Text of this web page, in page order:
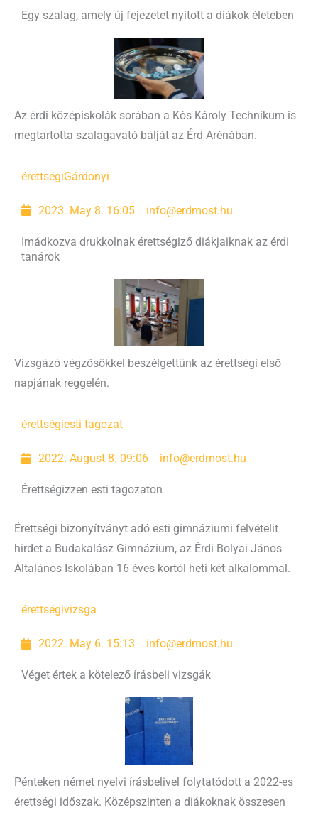
Egy szalag, amely új fejezetet nyitott a diákok életében
Az érdi középiskolák sorában a Kós Károly Technikum is
megtartotta szalagavató bálját az Érd Arénában.
érettségiGárdonyi
2023. May 8. 16:05 info@erdmost.hu
Imádkozva drukkolnak érettségiző diákjaiknak az érdi
tanárok
Vizsgázó végzősökkel beszélgettünk az érettségi első
napjának reggelén.
érettségiesti tagozat
2022. August 8. 09:06 info@erdmost.hu
Érettségizzen esti tagozaton
Érettségi bizonyítványt adó esti gimnáziumi felvételit
hirdet a Budakalász Gimnázium, az Érdi Bolyai János
Általános Iskolában 16 éves kortól heti két alkalommal.
érettségivizsga
2022. May 6. 15:13 info@erdmost.hu
Véget értek a kötelező írásbeli vizsgák
Pénteken német nyelvi írásbelivel folytatódott a 2022-es
érettségi időszak. Középszinten a diákoknak összesen